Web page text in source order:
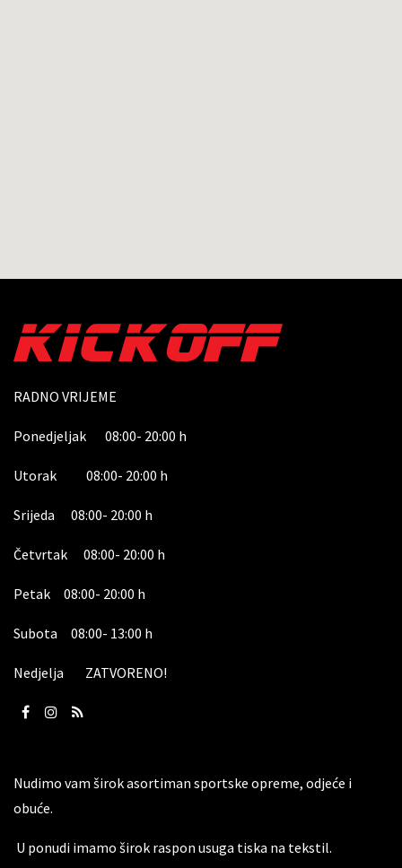
RADNO VRIJEME
Ponedjeljak 08:00- 20:00 h
Utorak 08:00- 20:00 h
Srijeda 08:00- 20:00 h
Četvrtak 08:00- 20:00 h
Petak 08:00- 20:00 h
Subota 08:00- 13:00 h
Nedjelja ZATVORENO!
Nudimo vam širok asortiman sportske opreme, odjeće i
obuće.
U ponudi imamo širok raspon usuga tiska na tekstil.